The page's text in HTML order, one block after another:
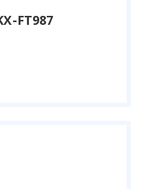
FT987